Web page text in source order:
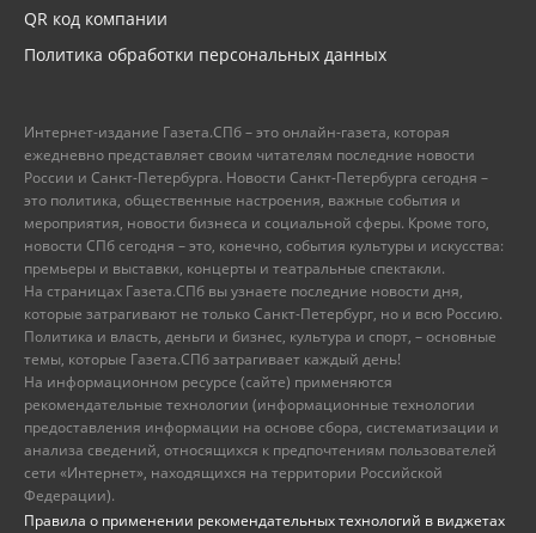
QR код компании
Политика обработки персональных данных
Интернет-издание Газета.СПб – это онлайн-газета, которая
ежедневно представляет своим читателям последние новости
России и Санкт-Петербурга. Новости Санкт-Петербурга сегодня –
это политика, общественные настроения, важные события и
мероприятия, новости бизнеса и социальной сферы. Кроме того,
новости СПб сегодня – это, конечно, события культуры и искусства:
премьеры и выставки, концерты и театральные спектакли.
На страницах Газета.СПб вы узнаете последние новости дня,
которые затрагивают не только Санкт-Петербург, но и всю Россию.
Политика и власть, деньги и бизнес, культура и спорт, – основные
темы, которые Газета.СПб затрагивает каждый день!
На информационном ресурсе (сайте) применяются
рекомендательные технологии (информационные технологии
предоставления информации на основе сбора, систематизации и
анализа сведений, относящихся к предпочтениям пользователей
сети «Интернет», находящихся на территории Российской
Федерации).
Правила о применении рекомендательных технологий в виджетах